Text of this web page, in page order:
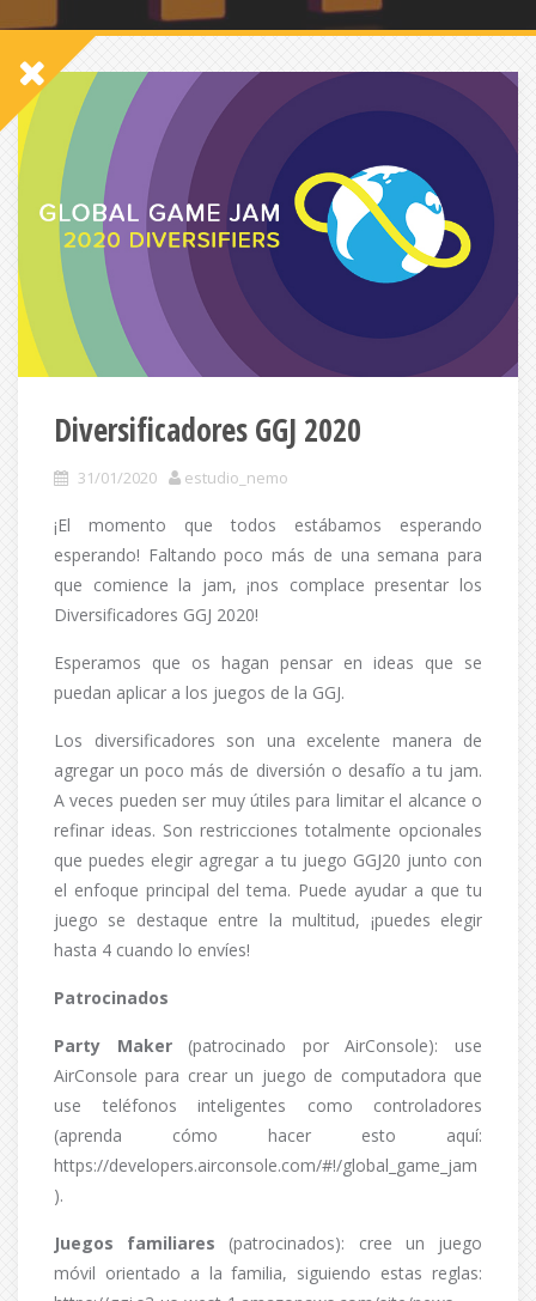
Diversificadores GGJ 2020
31/01/2020 estudio_nemo
¡El momento que todos estábamos esperando
esperando! Faltando poco más de una semana para
que comience la jam, ¡nos complace presentar los
Diversificadores GGJ 2020!
Esperamos que os hagan pensar en ideas que se
puedan aplicar a los juegos de la GGJ.
Los diversificadores son una excelente manera de
agregar un poco más de diversión o desafío a tu jam.
A veces pueden ser muy útiles para limitar el alcance o
refinar ideas. Son restricciones totalmente opcionales
que puedes elegir agregar a tu juego GGJ20 junto con
el enfoque principal del tema. Puede ayudar a que tu
juego se destaque entre la multitud, ¡puedes elegir
hasta 4 cuando lo envíes!
Patrocinados
Party Maker(patrocinado por AirConsole): use
AirConsole para crear un juego de computadora que
use teléfonos inteligentes como controladores
(aprenda cómo hacer esto aquí:
https://developers.airconsole.com/#!/global_game_jam
).
Juegos familiares (patrocinados): cree un juego
móvil orientado a la familia, siguiendo estas reglas: